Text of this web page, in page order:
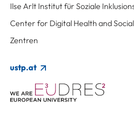
Ilse Arlt Institut für Soziale
Center for Digital Health and
Zentren
ustp.at